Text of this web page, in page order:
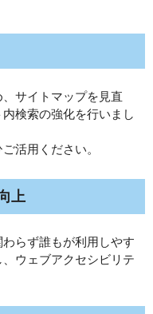
サイトマップを見直
検索の強化を行いまし
活用ください。
上
らず誰もが利用しやす
ウェブアクセシビリテ